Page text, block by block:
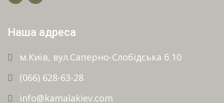
Наша адреса
м.Київ, вул.Саперно-Слобідська б.10
(066) 628-63-28
info@kamalakiev.com